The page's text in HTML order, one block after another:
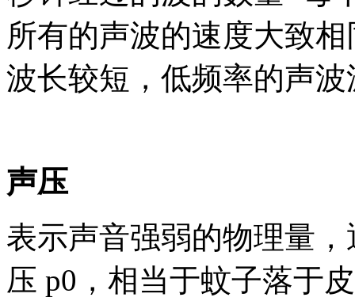
所有的声波的速度大致
波长较短，低频率的声
声压
表示声音强弱的物理量
压 p0，相当于蚊子落于